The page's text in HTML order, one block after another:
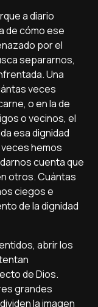
a diario
de cómo ese
por el
separarnos,
Una
veces
o en la de
o vecinos, el
esa dignidad
hemos
cuenta que
otros. Cuántas
ciegos e
de la dignidad
abrir los
de Dios.
grandes
la imagen